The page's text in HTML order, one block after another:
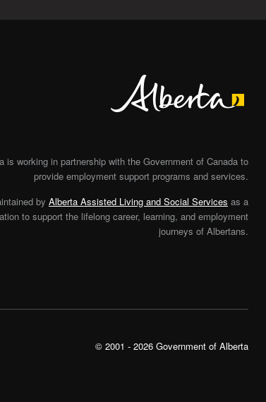
is working in partnership with the Government of Canada to
provide employment support programs and services.
by Alberta Assisted Living and Social Services as a
to support the lifelong career, learning, and employment
journeys of Albertans.
© 2001 - 2026 Government of Alberta